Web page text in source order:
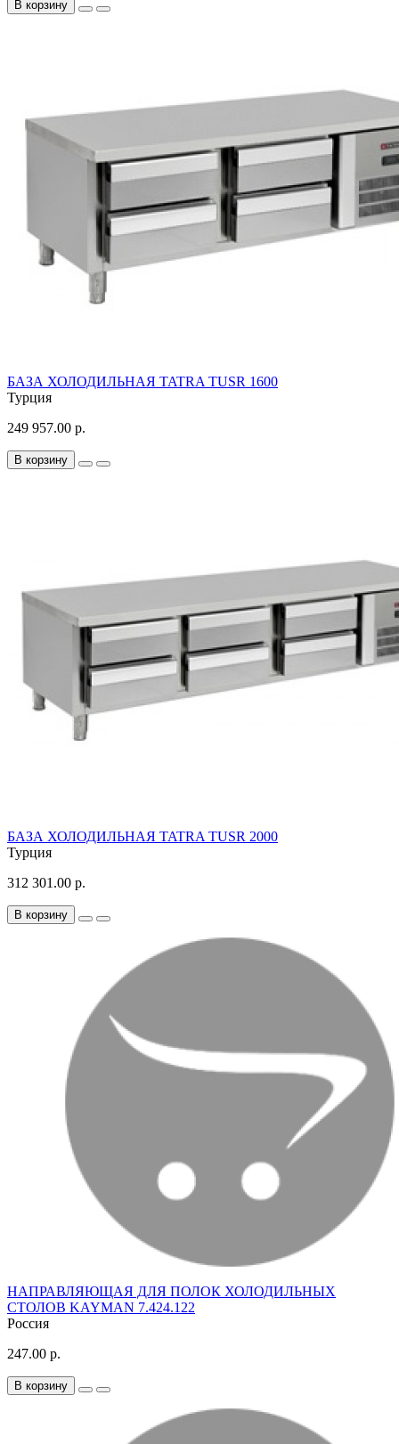
В корзину
БАЗА ХОЛОДИЛЬНАЯ TATRA TUSR 1600
Турция
249 957.00 р.
В корзину
БАЗА ХОЛОДИЛЬНАЯ TATRA TUSR 2000
Турция
312 301.00 р.
В корзину
НАПРАВЛЯЮЩАЯ ДЛЯ ПОЛОК ХОЛОДИЛЬНЫХ
СТОЛОВ KAYMAN 7.424.122
Россия
247.00 р.
В корзину